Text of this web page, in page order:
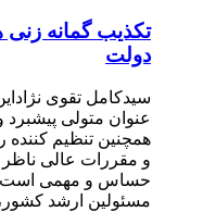
تکذیب گمانه
دولت
سیدکامل تقوی
عنوان متولی
همچنین تنظیم
و مقررات عالی ناظر
حساس و مهمی است و
مسئولین ارشد